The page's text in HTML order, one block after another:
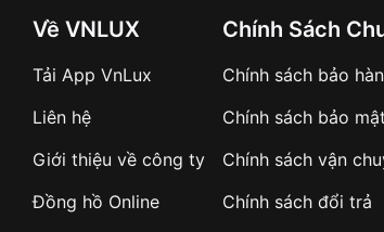
Về VNLUX
Tải App VnLux
Liên hệ
Giới thiệu về công ty
Đồng hồ Online
Chính Sách
Chính sách bảo
Chính sách bảo mật
Chính sách vận
Chính sách đổi trả